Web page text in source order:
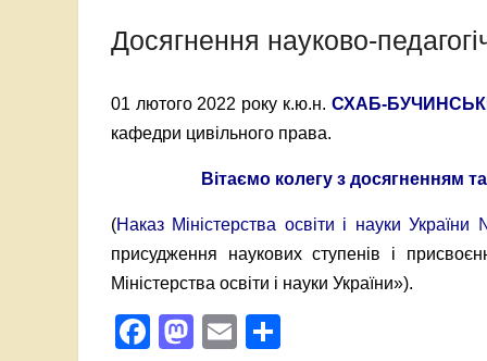
Досягнення науково-
01 лютого 2022 року к.ю.н. СХАБ-
кафедри цивільного права.
Вітаємо колегу з досягненням
(Наказ Міністерства освіти і науки
присудження наукових ступенів і
Міністерства освіти і науки України»).
Facebook
Mastodon
Email